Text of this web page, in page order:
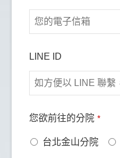
LINE ID
您欲前往的分院 *
台北金山分院